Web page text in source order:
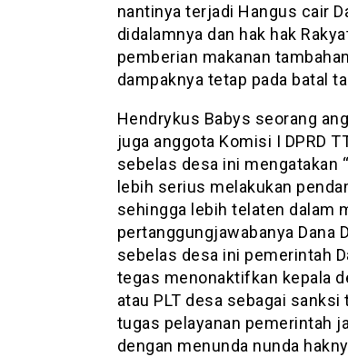
nantinya terjadi Hangus cair
didalamnya dan hak hak
pemberian makanan
dampaknya tetap pada batal
Hendrykus Babys seorang
juga anggota Komisi I DPRD
sebelas desa ini mengatakan
lebih serius melakukan
sehingga lebih telaten dalam
pertanggungjawabanya Dana
sebelas desa ini pemerintah
tegas menonaktifkan kepala
atau PLT desa sebagai
tugas pelayanan pemerintah
dengan menunda nunda